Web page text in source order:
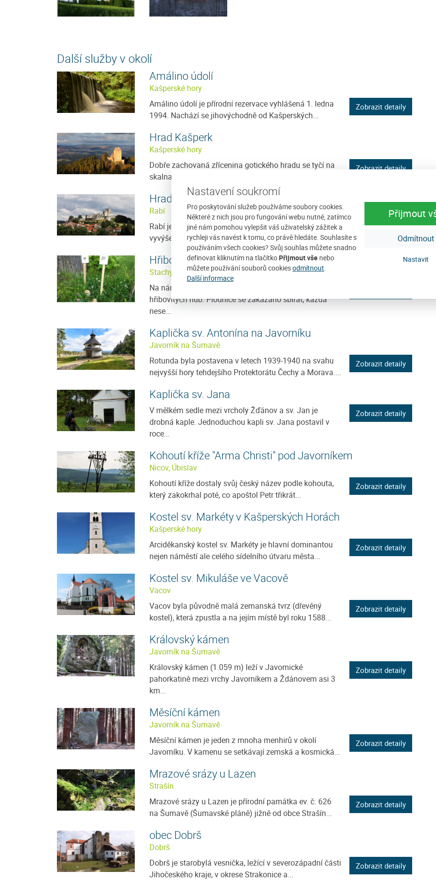
Nastavení soukromí
Pro poskytování služeb používáme soubory cookies.
Některé z nich jsou pro fungování webu nutné, zatímco
jiné nám pomohou vylepšit váš uživatelský zážitek a
rychleji vás navést k tomu, co právě hledáte. Souhlasíte s
používáním všech cookies? Svůj souhlas můžete snadno
definovat kliknutím na tlačítko Přijmout vše nebo
můžete používání souborů cookiesodmítnout.
Další informace
Přijmout
Odmítnout
Nastavit
Další služby v okolí
Amálino údolí
Kašperské hory
Amálino údolí je přírodní rezervace vyhlášená 1. ledna
1994. Nachází se jihovýchodně od Kašperských...
Zobrazit detaily
Hrad Kašperk
Kašperské hory
Dobře zachovaná zřícenina gotického hradu se tyčí na
skalnatém ostrohu na horním toku řeky Otavy v...
Zobrazit detaily
Hrad Rabí
Rabí
Rabí je zřícenina hradu ležící ve stejnojmenné vesnici na
vyvýšeném ostrohu nad řekou Otavou v...
Hřibová rezervace Stachy
Stachy
Na náměstí v obci Stachy je chráněná lokalita
hřibovitých hub. Plodnice se zakázáno sbírat, každá
nese...
Kaplička sv. Antonína na Javorníku
Javorník na Šumavě
Rotunda byla postavena v letech 1939-1940 na svahu
nejvyšší hory tehdejšího Protektorátu Čechy a Morava....
Zobrazit detaily
Kaplička sv. Jana
V mělkém sedle mezi vrcholy Žďánov a sv. Jan je
drobná kaple. Jednoduchou kapli sv. Jana postavil v
roce...
Zobrazit detaily
Kohoutí kříže "Arma Christi" pod Javorníkem
Nicov, Úbislav
Kohoutí kříže dostaly svůj český název podle kohouta,
který zakokrhal poté, co apoštol Petr třikrát...
Zobrazit detaily
Kostel sv. Markéty v Kašperských Horách
Kašperské hory
Arciděkanský kostel sv. Markéty je hlavní dominantou
nejen náměstí ale celého sídelního útvaru města...
Zobrazit detaily
Kostel sv. Mikuláše ve Vacově
Vacov
Vacov byla původně malá zemanská tvrz (dřevěný
kostel), která zpustla a na jejím místě byl roku 1588...
Zobrazit detaily
Královský kámen
Javorník na Šumavě
Královský kámen (1.059 m) leží v Javornické
pahorkatině mezi vrchy Javorníkem a Ždánovem asi 3
km...
Zobrazit detaily
Měsíční kámen
Javorník na Šumavě
Měsíční kámen je jeden z mnoha menhirů v okolí
Javorníku. V kamenu se setkávají zemská a kosmická...
Zobrazit detaily
Mrazové srázy u Lazen
Strašín
Mrazové srázy u Lazen je přírodní památka ev. č. 626
na Šumavě (Šumavské pláně) jižně od obce Strašín...
Zobrazit detaily
obec Dobrš
Dobrš
Dobrš je starobylá vesnička, ležící v severozápadní části
Jihočeského kraje, v okrese Strakonice a...
Zobrazit detaily